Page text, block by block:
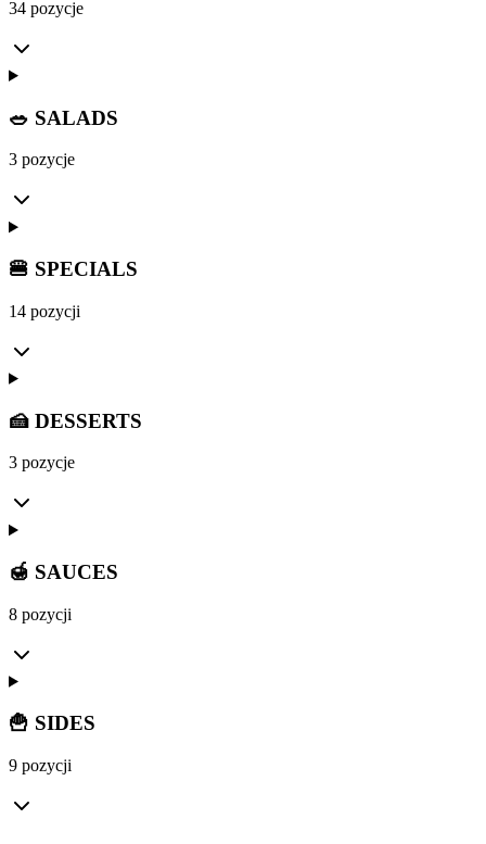
34 pozycje
🥗 SALADS
3 pozycje
🍔 SPECIALS
14 pozycji
🍰 DESSERTS
3 pozycje
🍯 SAUCES
8 pozycji
🍟 SIDES
9 pozycji